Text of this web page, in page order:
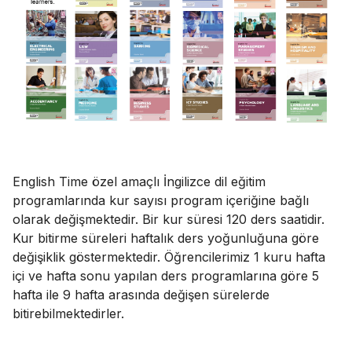
English Time özel amaçlı İngilizce dil eğitim
programlarında kur sayısı program içeriğine bağlı
olarak değişmektedir. Bir kur süresi 120 ders saatidir.
Kur bitirme süreleri haftalık ders yoğunluğuna göre
değişiklik göstermektedir. Öğrencilerimiz 1 kuru hafta
içi ve hafta sonu yapılan ders programlarına göre 5
hafta ile 9 hafta arasında değişen sürelerde
bitirebilmektedirler.